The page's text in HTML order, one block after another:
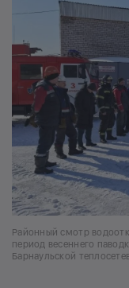
Районный смотр
период весеннего
Барнаульской